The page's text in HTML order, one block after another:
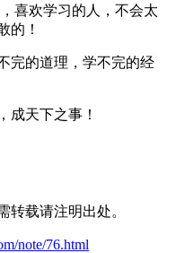
喜欢学习的人，不会太
的！
完的道理，学不完的经
成天下之事！
转载请注明出处。
note/76.html